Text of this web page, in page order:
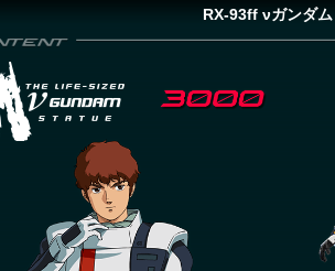
RX-93ff νガンダム